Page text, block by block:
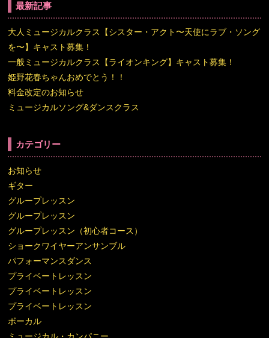
最新記事
大人ミュージカルクラス【シスター・アクト〜天使にラブ・ソング
を〜】キャスト募集！
一般ミュージカルクラス【ライオンキング】キャスト募集！
姫野花春ちゃんおめでとう！！
料金改定のお知らせ
ミュージカルソング&ダンスクラス
カテゴリー
お知らせ
ギター
グループレッスン
グループレッスン
グループレッスン（初心者コース）
ショークワイヤーアンサンブル
パフォーマンスダンス
プライベートレッスン
プライベートレッスン
プライベートレッスン
ボーカル